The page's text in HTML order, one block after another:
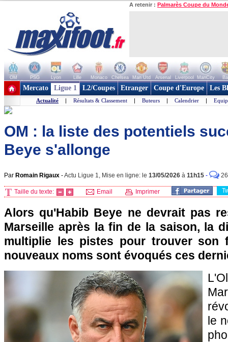
A retenir : Palmarès Coupe du
OM PSG Lyon Lille Monaco Chelsea Man Utd Arsenal Liverpool ManCity
+ de clubs
Mercato Ligue 1 L2/Coupes Etranger Coupe d'Europe Les
Actualité | Résultats & Classement | Buteurs | Calendrier |
OM : la liste des potentiels
Beye s'allonge
Par Romain Rigaux -Actu Ligue 1, Mise en ligne: le 13/05/2026 à 11h15 - 26
Taille du texte: Email Imprimer
Alors qu'Habib Beye ne devrait pas
Marseille après la fin de la saison, la
multiplie les pistes pour trouver son
nouveaux noms sont évoqués ces
le